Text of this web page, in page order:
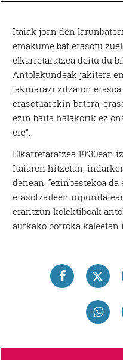
Itaiak joan den
emakume bat erasotu
elkarretaratzea deitu du
Antolakundeak jakitera
jakinarazi zitzaion erasoa
erasotuarekin batera,
ezin baita halakorik ez
ere”.
Elkarretaratzea 19:30ean
Itaiaren hitzetan,
denean, “ezinbestekoa
erasotzaileen
erantzun kolektiboak
aurkako borroka kaleetan